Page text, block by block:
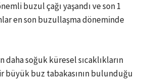
buzul çağı yaşandı ve son 1
en son buzullaşma döneminde
soğuk küresel sıcaklıkların
büyük buz tabakasının bulunduğu